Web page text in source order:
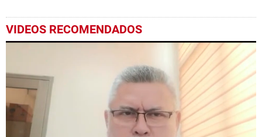
VIDEOS RECOMENDADOS